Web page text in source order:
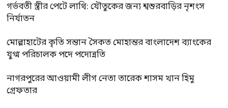
গর্ভবতী স্ত্রীর পেটে লাথি: যৌতুকের জন্য শ্বশুরবাড়ির নৃশংস
নির্যাতন
মোল্লাহাটের কৃতি সন্তান সৈকত মোহান্তর বাংলাদেশ ব্যাংকের
যুগ্ম পরিচালক পদে পদোন্নতি
নাগরপুরের আওয়ামী লীগ নেতা তারেক শাসম খান হিমু
গ্রেফতার